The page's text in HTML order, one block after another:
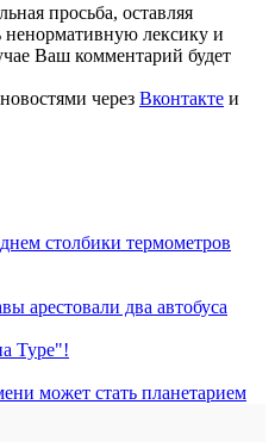
просьба, оставляя
ненормативную лексику и
Ваш комментарий будет
через Вконтакте и
столбики термометров
арестовали два автобуса
Туре"!
может стать планетарием